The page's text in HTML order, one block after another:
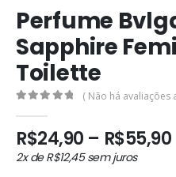
Perfume
Sapphire
Toilette
( Não há avaliações
R$24,90 – R$55,90
2x deR$12,45sem juros